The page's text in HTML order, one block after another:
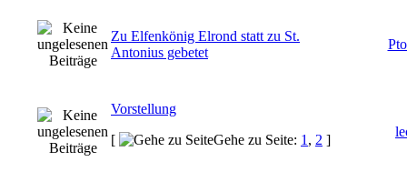
Zu Elfenkönig Elrond statt zu St.
Antonius gebetet
Vorstellung
[
Gehe zu Seite: 1 , 2 ]